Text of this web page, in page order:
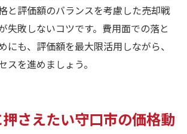
と評価額のバランスを考慮した売却戦
失敗しないコツです。費用面での落と
にも、評価額を最大限活用しながら、
スを進めましょう。
さえたい守口市の価格動